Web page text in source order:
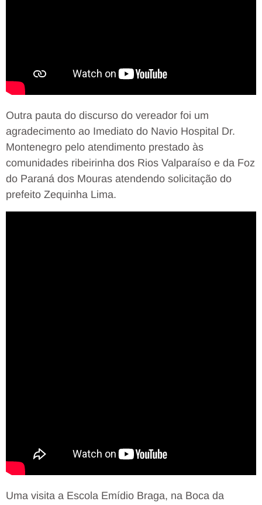
Outra pauta do discurso do vereador foi um
agradecimento ao Imediato do Navio Hospital Dr.
Montenegro pelo atendimento prestado às
comunidades ribeirinha dos Rios Valparaíso e da Foz
do Paraná dos Mouras atendendo solicitação do
prefeito Zequinha Lima.
Uma visita a Escola Emídio Braga, na Boca da